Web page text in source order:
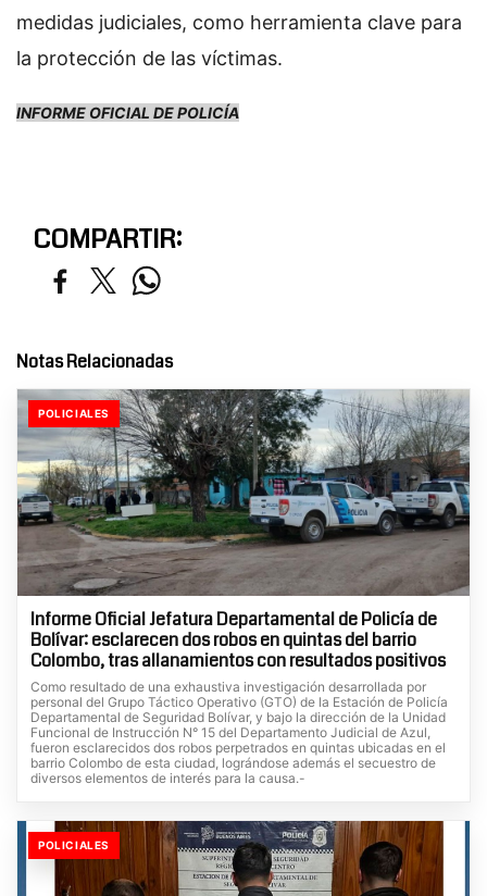
medidas judiciales, como herramienta clave para
la protección de las víctimas.
INFORME OFICIAL DE POLICÍA
COMPARTIR:
Notas Relacionadas
POLICIALES
Informe Oficial Jefatura Departamental de Policía de
Bolívar: esclarecen dos robos en quintas del barrio
Colombo, tras allanamientos con resultados positivos
Como resultado de una exhaustiva investigación desarrollada por
personal del Grupo Táctico Operativo (GTO) de la Estación de Policía
Departamental de Seguridad Bolívar, y bajo la dirección de la Unidad
Funcional de Instrucción N° 15 del Departamento Judicial de Azul,
fueron esclarecidos dos robos perpetrados en quintas ubicadas en el
barrio Colombo de esta ciudad, lográndose además el secuestro de
diversos elementos de interés para la causa.-
POLICIALES